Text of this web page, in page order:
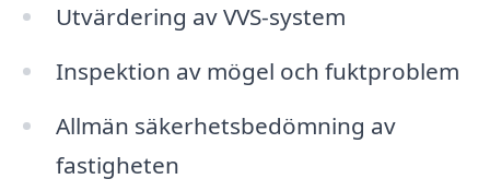
Utvärdering av VVS-system
Inspektion av mögel och fuktproblem
Allmän säkerhetsbedömning av
fastigheten